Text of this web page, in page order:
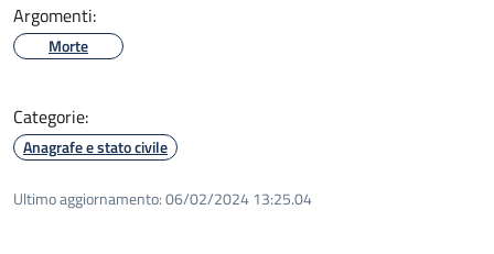
Argomenti:
Morte
Categorie:
Anagrafe e stato civile
Ultimo aggiornamento:06/02/2024 13:25.04